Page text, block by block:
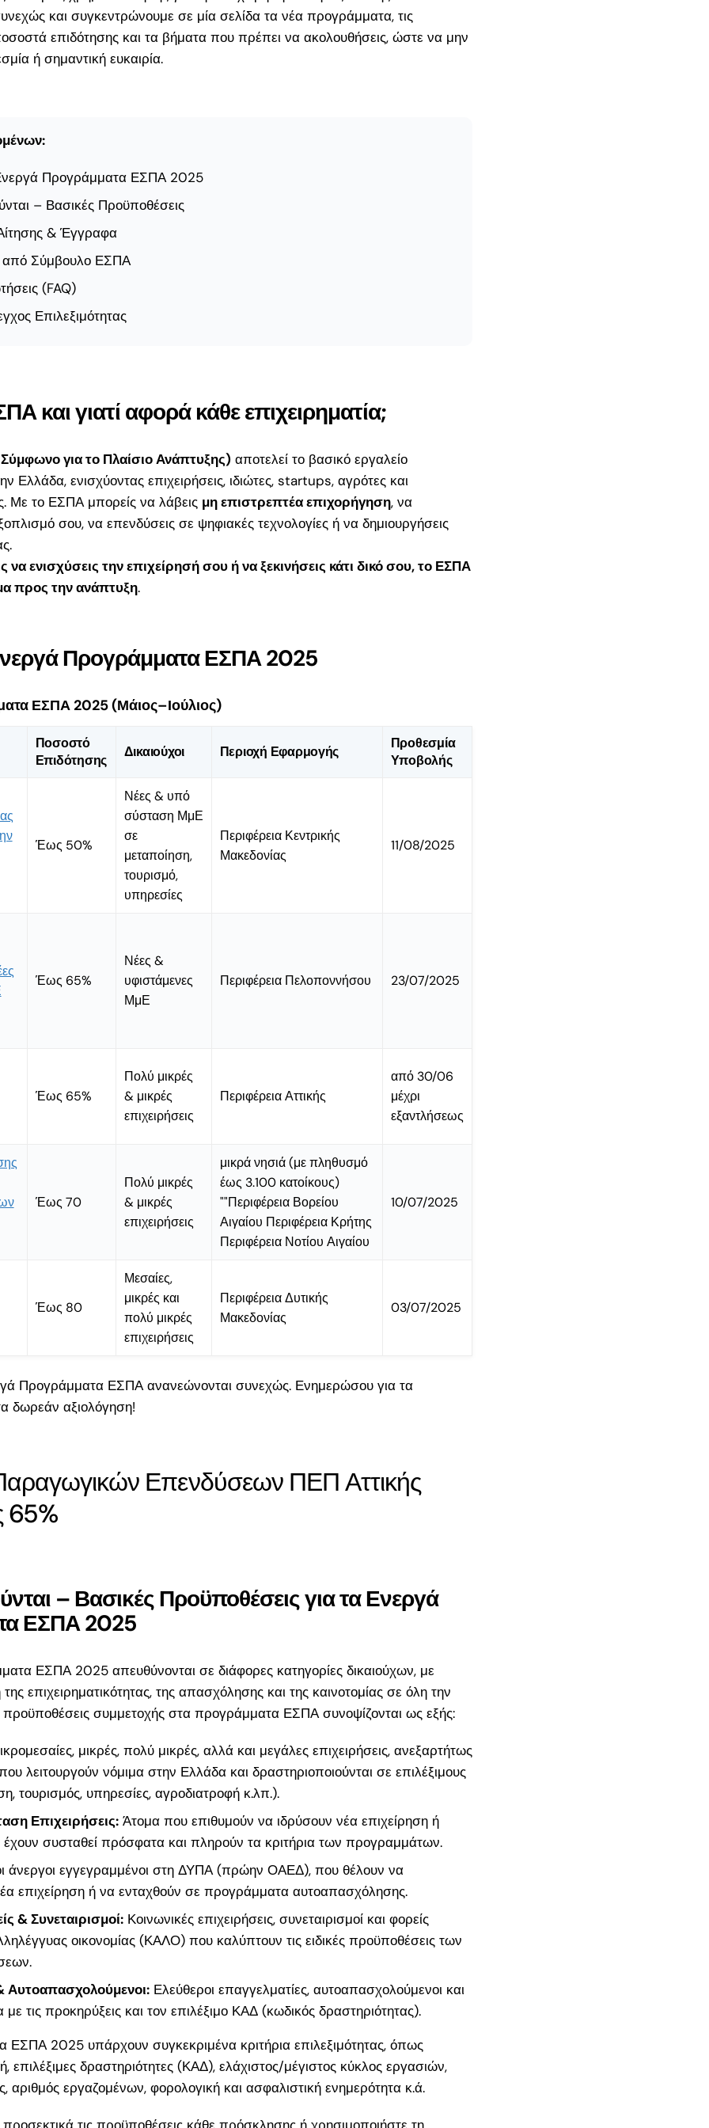
Ο
του
την
έως
για
Ο
για
18–
την
ασφάλεια και αξιοπιστία
στην υποβολή αιτήσεων
για χρηματοδότηση ή
και συγκεντρώνουμε σε μία σελίδα τα νέα προγράμματα, τις
επιδότησης και τα βήματα που πρέπει να ακολουθήσεις, ώστε να μην
ή σημαντική ευκαιρία.
Προγράμματα ΕΣΠΑ 2025
– Βασικές Προϋποθέσεις
& Έγγραφα
από Σύμβουλο ΕΣΠΑ
(FAQ)
Επιλεξιμότητας
και γιατί αφορά κάθε επιχειρηματία;
για το Πλαίσιο Ανάπτυξης) αποτελεί το βασικό εργαλείο
Ελλάδα, ενισχύοντας επιχειρήσεις, ιδιώτες, startups, αγρότες και
Με το ΕΣΠΑ μπορείς να λάβεις μη επιστρεπτέα επιχορήγηση, να
σου, να επενδύσεις σε ψηφιακές τεχνολογίες ή να δημιουργήσεις
να ενισχύσεις την επιχείρησή σου ή να ξεκινήσεις κάτι δικό σου, το ΕΣΠΑ
προς την ανάπτυξη.
Προγράμματα ΕΣΠΑ 2025
ΕΣΠΑ 2025 (Μάιος–Ιούλιος)
Ποσοστό
Επιδότησης
Δικαιούχοι Περιοχή Εφαρμογής
Προθεσμία
Υποβολής
Έως 50%
Νέες & υπό
σύσταση ΜμΕ
σε
μεταποίηση,
τουρισμό,
υπηρεσίες
Περιφέρεια Κεντρικής
Μακεδονίας
11/08/2025
Έως 65%
Νέες &
υφιστάμενες
ΜμΕ
Περιφέρεια Πελοποννήσου 23/07/2025
Έως 65%
Πολύ μικρές
& μικρές
επιχειρήσεις
Περιφέρεια Αττικής
από 30/06
μέχρι
εξαντλήσεως
Έως 70
Πολύ μικρές
& μικρές
επιχειρήσεις
μικρά νησιά (με πληθυσμό
έως 3.100 κατοίκους)
""Περιφέρεια Βορείου
Αιγαίου Περιφέρεια Κρήτης
Περιφέρεια Νοτίου Αιγαίου
10/07/2025
Έως 80
Μεσαίες,
μικρές και
πολύ μικρές
επιχειρήσεις
Περιφέρεια Δυτικής
Μακεδονίας
03/07/2025
Προγράμματα ΕΣΠΑ ανανεώνονται συνεχώς. Ενημερώσου για τα
δωρεάν αξιολόγηση!
Επενδύσεων ΠΕΠ Αττικής
65%
– Βασικές Προϋποθέσεις για τα Ενεργά
ΕΣΠΑ 2025
ΕΣΠΑ 2025 απευθύνονται σε διάφορες κατηγορίες δικαιούχων, με
επιχειρηματικότητας, της απασχόλησης και της καινοτομίας σε όλη την
προϋποθέσεις συμμετοχής στα προγράμματα ΕΣΠΑ συνοψίζονται ως εξής:
μικρές, πολύ μικρές, αλλά και μεγάλες επιχειρήσεις, ανεξαρτήτως
λειτουργούν νόμιμα στην Ελλάδα και δραστηριοποιούνται σε επιλέξιμους
τουρισμός, υπηρεσίες, αγροδιατροφή κ.λπ.).
Επιχειρήσεις:Άτομα που επιθυμούν να ιδρύσουν νέα επιχείρηση ή
έχουν συσταθεί πρόσφατα και πληρούν τα κριτήρια των προγραμμάτων.
άνεργοι εγγεγραμμένοι στη ΔΥΠΑ (πρώην ΟΑΕΔ), που θέλουν να
επιχείρηση ή να ενταχθούν σε προγράμματα αυτοαπασχόλησης.
& Συνεταιρισμοί:Κοινωνικές επιχειρήσεις, συνεταιρισμοί και φορείς
οικονομίας (ΚΑΛΟ) που καλύπτουν τις ειδικές προϋποθέσεις των
Αυτοαπασχολούμενοι:Ελεύθεροι επαγγελματίες, αυτοαπασχολούμενοι και
τις προκηρύξεις και τον επιλέξιμο ΚΑΔ (κωδικός δραστηριότητας).
ΕΣΠΑ 2025 υπάρχουν συγκεκριμένα κριτήρια επιλεξιμότητας, όπως
επιλέξιμες δραστηριότητες (ΚΑΔ), ελάχιστος/μέγιστος κύκλος εργασιών,
αριθμός εργαζομένων, φορολογική και ασφαλιστική ενημερότητα κ.ά.